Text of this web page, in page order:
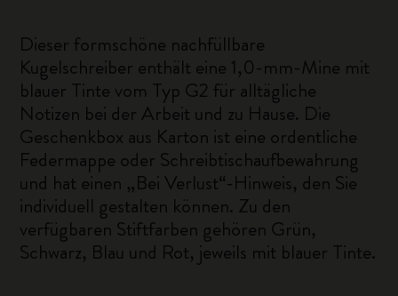
Dieser formschöne nachfüllbare
Kugelschreiber enthält eine 1,0-mm-Mine mit
blauer Tinte vom Typ G2 für alltägliche
Notizen bei der Arbeit und zu Hause. Die
Geschenkbox aus Karton ist eine ordentliche
Federmappe oder Schreibtischaufbewahrung
und hat einen „Bei Verlust“-Hinweis, den Sie
individuell gestalten können. Zu den
verfügbaren Stiftfarben gehören Grün,
Schwarz, Blau und Rot, jeweils mit blauer Tinte.